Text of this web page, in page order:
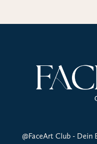
@FaceArt Club - Dein